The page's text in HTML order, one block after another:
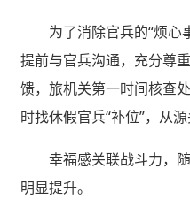
为了消除官兵的“烦心
提前与官兵沟通，充分尊
馈，旅机关第一时间核查
时找休假官兵“补位”，从
幸福感关联战斗力，
明显提升。